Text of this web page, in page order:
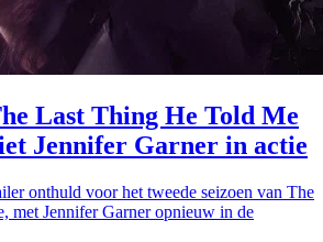
Last Thing He Told Me
Jennifer Garner in actie
onthuld voor het tweede seizoen van The
met Jennifer Garner opnieuw in de